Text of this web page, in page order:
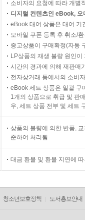
소비자의 요청에 따라 개별
디지털 컨텐츠인 eBook,
eBook 대여 상품은 대여 기
모바일 쿠폰 등록 후 취소/
중고상품이 구매확정(자동
LP상품의 재생 불량 원인
시간의 경과에 의해 재판매
전자상거래 등에서의 소비
eBook 세트 상품은 일괄 구
1개의 상품으로 취급 및 판
우, 세트 상품 전부 및 세트
상품의 불량에 의한 반품,
준하여 처리됨
대금 환불 및 환불 지연에
청소년보호정책 도서홍보안내